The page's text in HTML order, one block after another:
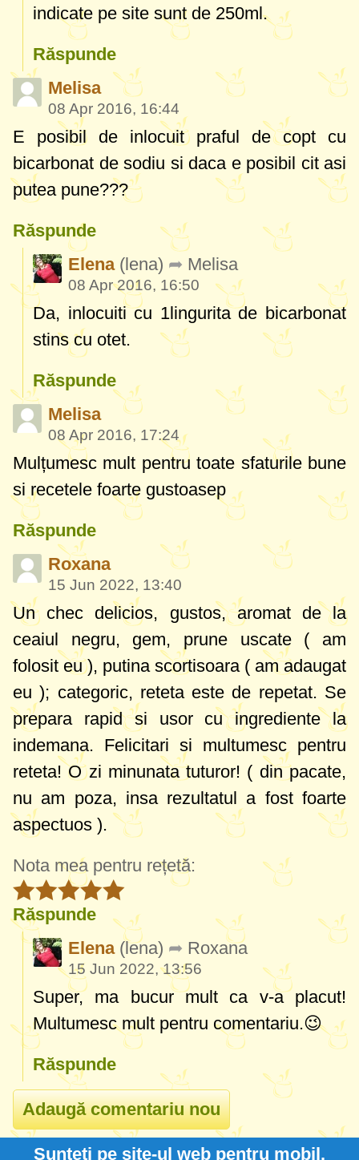
indicate pe site sunt de 250ml.
Răspunde
Melisa
08 Apr 2016, 16:44
E posibil de inlocuit praful de copt cu
bicarbonat de sodiu si daca e posibil cit asi
putea pune???
Răspunde
Elena (lena) Melisa
08 Apr 2016, 16:50
Da, inlocuiti cu 1lingurita de bicarbonat
stins cu otet.
Răspunde
Melisa
08 Apr 2016, 17:24
Mulțumesc mult pentru toate sfaturile bune
si recetele foarte gustoasep
Răspunde
Roxana
15 Jun 2022, 13:40
Un chec delicios, gustos, aromat de la
ceaiul negru, gem, prune uscate ( am
folosit eu ), putina scortisoara ( am adaugat
eu ); categoric, reteta este de repetat. Se
prepara rapid si usor cu ingrediente la
indemana. Felicitari si multumesc pentru
reteta! O zi minunata tuturor! ( din pacate,
nu am poza, insa rezultatul a fost foarte
aspectuos ).
Nota mea pentru rețetă:
Răspunde
Elena (lena) Roxana
15 Jun 2022, 13:56
Super, ma bucur mult ca v-a placut!
Multumesc mult pentru comentariu.😉
Răspunde
Sunteți pe site-ul web pentru mobil.